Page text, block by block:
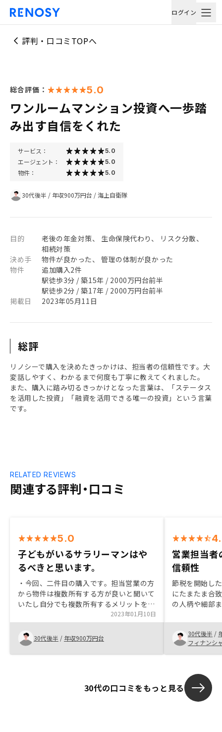
ログイン
評判・口コミTOPへ
総合評価： 5.0
ワンルームマンション投資へ一歩踏
み出す自信をくれた
サービス： 5.0
エージェント： 5.0
物件： 5.0
30代後半 / 年収900万円台 /海上自衛隊
目的
老後の年金対策、 生命保険代わり、 リスク分散、
相続対策
決め手
物件が良かった、 管理の体制が良かった
物件
追加購入2件
駅徒歩3分 / 築15年 / 2000万円台前半
駅徒歩2分 / 築17年 / 2000万円台前半
掲載日
2023年05月11日
総評
リノシーで購入を決めたきっかけは、担当者の信頼性です。大
変話しやすく、わかるまで何度も丁寧に教えてくれました。
また、購入に踏み切るきっかけとなった言葉は、「ステータス
を活用した投資」「融資を活用できる唯一の投資」という言葉
です。
関連する評判・口コミ
RELATED REVIEWS
5.0
子どもがいるサラリーマンはや
るべきと思います。
・今回、二件目の購入です。担当営業の方
から物件は複数所有する方が良いと聞いて
いたし自分でも複数所有するメリットを感
じていたので購入しました。 ・AIによる
優良物件の判別をしている所が良い。 ・
契約書面のやりとりが電子で可能な所が良
い。 ・もしもの時に家族の資産になる。
年収別の節税効果を示した資料などあれば
2023年01月10日
30代後半 / 年収900万円台
営業担当者
信頼性
節税を開始し
にたまたま合
の人柄や細部
今後も引き続
いと考えてい
30代後半 /
フィナンシ
30代の口コミをもっと見る